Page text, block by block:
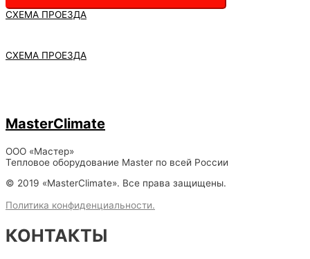
СХЕМА ПРОЕЗДА
СХЕМА ПРОЕЗДА
MasterClimate
ООО «Мастер»
Тепловое оборудование Master по всей России
© 2019 «MasterClimate». Все права защищены.
Политика конфиденциальности.
КОНТАКТЫ